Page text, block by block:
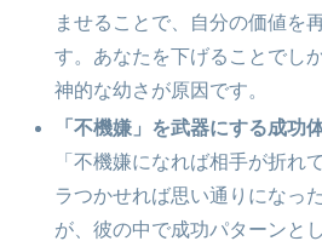
ませることで、自分の価値を
す。あなたを下げることでし
神的な幼さが原因です。
「不機嫌」を武器にする成功
「不機嫌になれば相手が折れ
ラつかせれば思い通りになっ
が、彼の中で成功パターンと